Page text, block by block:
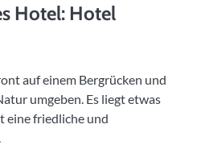
Hotel: Hotel
auf einem Bergrücken und
umgeben. Es liegt etwas
eine friedliche und